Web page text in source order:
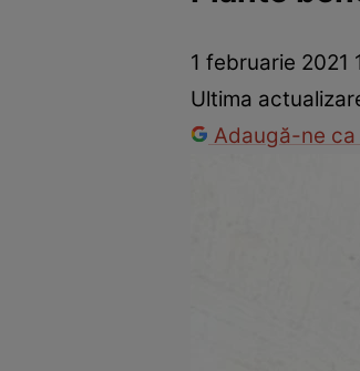
Prevenție și tratament Remedii
1 februarie 2021
Ultima
Adaugă-ne